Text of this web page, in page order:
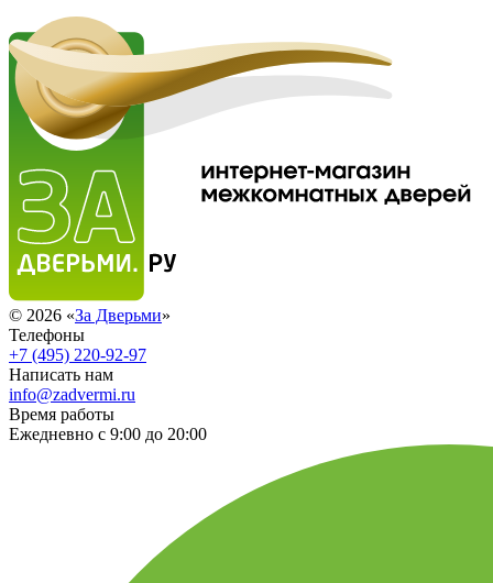
© 2026 «За Дверьми»
Телефоны
+7 (495) 220-92-97
Написать нам
info@zadvermi.ru
Время работы
Ежедневно с 9:00 до 20:00